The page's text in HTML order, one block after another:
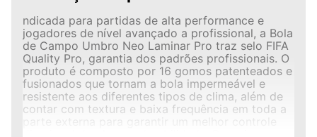
ndicada para partidas de alta performance e
jogadores de nível avançado a profissional, a Bola
de Campo Umbro Neo Laminar Pro traz selo FIFA
Quality Pro, garantia dos padrões profissionais. O
produto é composto por 16 gomos patenteados e
fusionados que tornam a bola impermeável e
resistente aos diferentes tipos de clima, além de
contar com textura e baixa frequência em toda a